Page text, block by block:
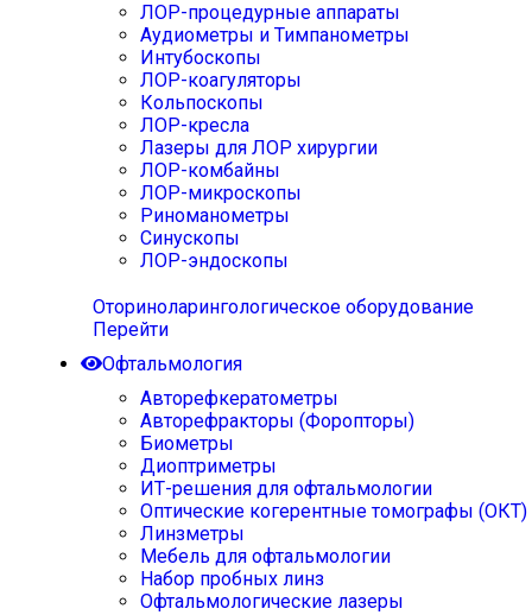
ЛОР-процедурные аппараты
Аудиометры и Тимпанометры
Интубоскопы
ЛОР-коагуляторы
Кольпоскопы
ЛОР-кресла
Лазеры для ЛОР хирургии
ЛОР-комбайны
ЛОР-микроскопы
Риноманометры
Синускопы
ЛОР-эндоскопы
Оториноларингологическое оборудование
Перейти
Офтальмология
Авторефкератометры
Авторефракторы (Форопторы)
Биометры
Диоптриметры
ИТ-решения для офтальмологии
Оптические когерентные томографы (ОКТ)
Линзметры
Мебель для офтальмологии
Набор пробных линз
Офтальмологические лазеры